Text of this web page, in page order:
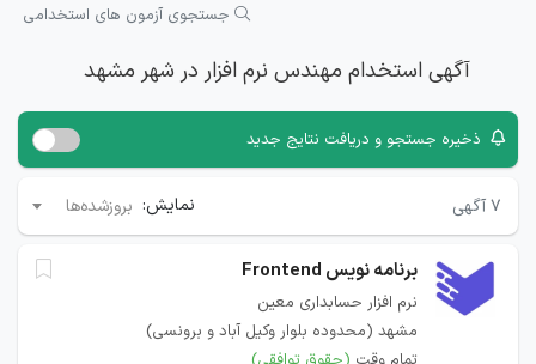
جستجوی آزمون های استخدامی
آگهی استخدام مهندس نرم افزار در شهر مشهد
ذخیره جستجو و دریافت نتایج جدید
۷آگهی نمایش: بروزشده‌ها
برنامه نویس Frontend
نرم افزار حسابداری معین
مشهد (محدوده بلوار وکیل آباد و برونسی)